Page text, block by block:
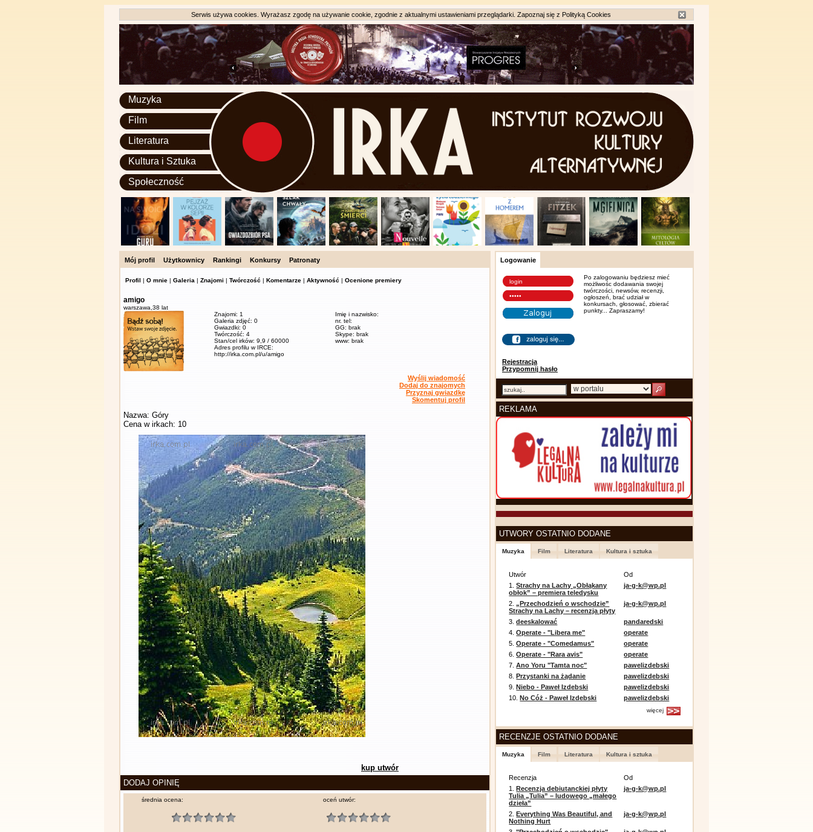
Serwis używa cookies. Wyrażasz zgodę na używanie cookie, zgodnie z aktualnymi ustawieniami przeglądarki. Zapoznaj się z Polityką Cookies
Muzyka
Film
Literatura
Kultura i Sztuka
Społeczność
Mój profil Użytkownicy Rankingi Konkursy Patronaty
Profil | O mnie | Galeria | Znajomi | Twórczość | Komentarze | Aktywność | Ocenione premiery
amigo
warszawa, 38 lat
Znajomi: 1
Galeria zdjęć: 0
Gwiazdki: 0
Twórczość: 4
Stan/cel irków: 9,9 / 60000
Adres profilu w IRCE:
http://irka.com.pl/u/amigo
Imię i nazwisko:
nr. tel:
GG: brak
Skype: brak
www: brak
Wyślij wiadomość
Dodaj do znajomych
Przyznaj gwiazdkę
Skomentuj profil
Nazwa: Góry
Cena w irkach: 10
kup utwór
DODAJ OPINIĘ
średnia ocena: oceń utwór:
Logowanie
Rejestracja
Przypomnij hasło
Po zalogowaniu będziesz mieć
możliwośc dodawania swojej
twórczości, newsów, recenzji,
ogłoszeń, brać udział w
konkursach, głosować, zbierać
punkty... Zapraszamy!
REKLAMA
UTWORY OSTATNIO DODANE
Muzyka Film Literatura Kultura i sztuka
Utwór
Od
1.Strachy na Lachy „Obłąkany
obłok” – premiera teledysku
ja-g-k@wp.pl
2.„Przechodzień o wschodzie”
Strachy na Lachy – recenzja płyty
ja-g-k@wp.pl
3.deeskalować
pandaredski
4.Operate - "Libera me"
operate
5.Operate - "Comedamus"
operate
6.Operate - "Rara avis"
operate
7.Ano Yoru "Tamta noc"
pawelizdebski
8.Przystanki na żądanie
pawelizdebski
9.Niebo - Paweł Izdebski
pawelizdebski
10.No Cóż - Paweł Izdebski pawelizdebski
więcej
RECENZJE OSTATNIO DODANE
Muzyka Film Literatura Kultura i sztuka
Recenzja
Od
1.Recenzja debiutanckiej płyty
Tulia „Tulia” – ludowego „małego
dzieła”
ja-g-k@wp.pl
2.Everything Was Beautiful, and
Nothing Hurt
ja-g-k@wp.pl